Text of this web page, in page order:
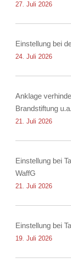
27. Juli 2026
Einstellung bei
24. Juli 2026
Anklage
Brandstiftung u.a.
21. Juli 2026
Einstellung bei
WaffG
21. Juli 2026
Einstellung bei
19. Juli 2026